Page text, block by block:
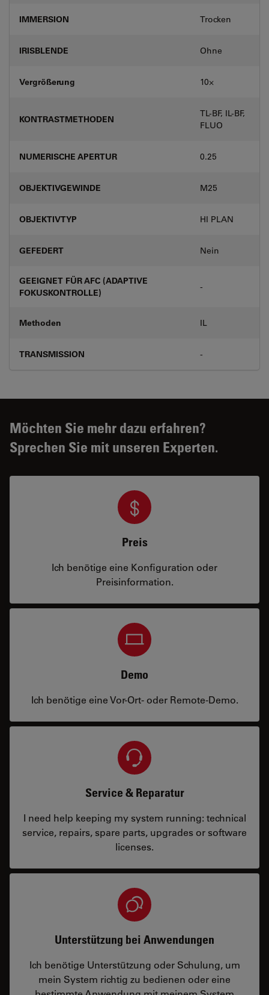
IMMERSION Trocken
IRISBLENDE Ohne
Vergrößerung 10⨉
KONTRASTMETHODEN
TL-BF, IL-BF,
FLUO
NUMERISCHE APERTUR 0.25
OBJEKTIVGEWINDE M25
OBJEKTIVTYP HI PLAN
GEFEDERT Nein
GEEIGNET FÜR AFC (ADAPTIVE
FOKUSKONTROLLE)
-
Methoden IL
TRANSMISSION -
Möchten Sie mehr dazu erfahren?
Sprechen Sie mit unseren Experten.
Preis
Ich benötige eine Konfiguration oder
Preisinformation.
Demo
Ich benötige eine Vor-Ort- oder Remote-Demo.
Service & Reparatur
I need help keeping my system running: technical
service, repairs, spare parts, upgrades or software
licenses.
Unterstützung bei Anwendungen
Ich benötige Unterstützung oder Schulung, um
mein System richtig zu bedienen oder eine